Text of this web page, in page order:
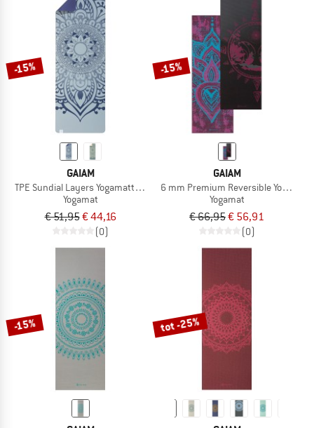
-15%
GAIAM
TPE Sundial Layers Yogamatte Printed
Yogamat
€ 51,95€ 44,16
(0)
-15%
GAIAM
6 mm Premium Reversible Yoga Mat
Yogamat
€ 66,95€ 56,91
(0)
-15% tot -25%